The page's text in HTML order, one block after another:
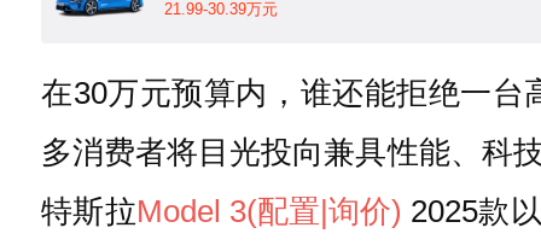
21.99-30.39万元
在30万元预算内，谁还能拒绝一
多消费者将目光投向兼具性能、科
特斯拉Model 3(配置|询价) 2025款